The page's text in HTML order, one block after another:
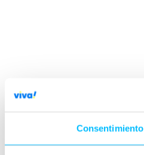
Consentimiento